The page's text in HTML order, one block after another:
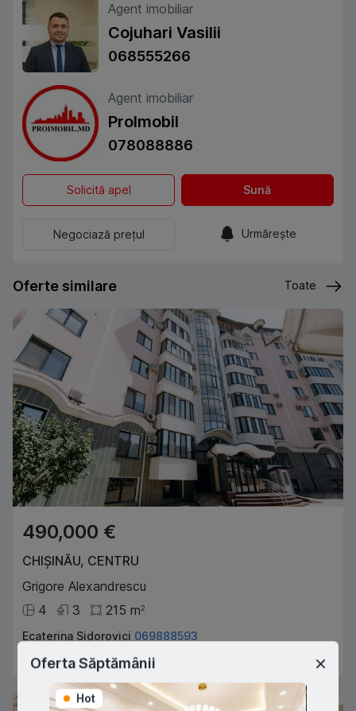
Agent imobiliar
Cojuhari Vasilii
068555266
Agent imobiliar
ProImobil
078088886
Solicită apel Sună
Negociază prețul Urmărește
Oferte similare Toate
490,000 €
CHIȘINĂU, CENTRU
Grigore Alexandrescu
4
3 215 m2
Ecaterina Sidorovici 069888593
Agent imobiliar
Oferta Săptămânii
Hot